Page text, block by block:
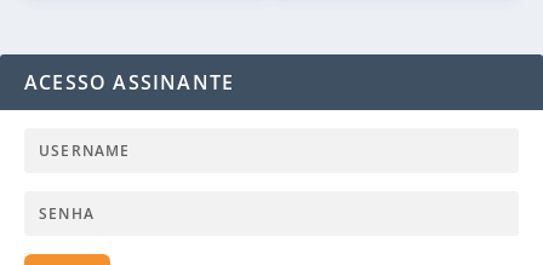
ACESSO ASSINANTE